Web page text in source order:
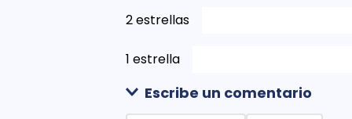
2 estrellas
1 estrella
Escribe un comentario